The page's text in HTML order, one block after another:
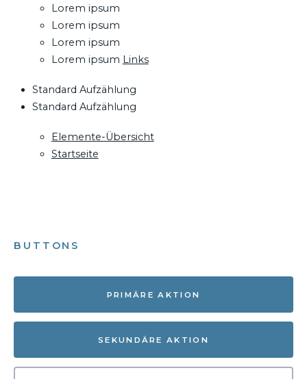
Lorem ipsum
Lorem ipsum
Lorem ipsum
Lorem ipsum Links
Standard Aufzählung
Standard Aufzählung
Elemente-Übersicht
Startseite
BUTTONS
PRIMÄRE AKTION
SEKUNDÄRE AKTION